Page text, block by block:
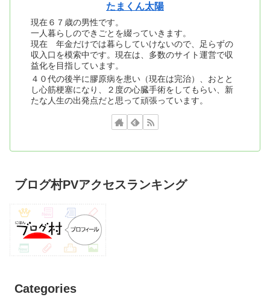
たまくん太陽
現在６７歳の男性です。
一人暮らしのできごとを綴っていきます。
現在 年金だけでは暮らしていけないので、足らずの
収入口を模索中です。現在は、多数のサイト運営で収
益化を目指しています。
４０代の後半に膠原病を患い（現在は完治）、おとと
し心筋梗塞になり、２度の心臓手術をしてもらい、新
たな人生の出発点だと思って頑張っています。
ブログ村PVアクセスランキング
Categories